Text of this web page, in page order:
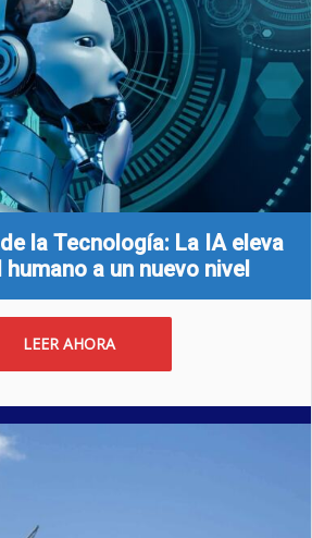
la Tecnología: La IA eleva
a un nuevo nivel
LEER AHORA